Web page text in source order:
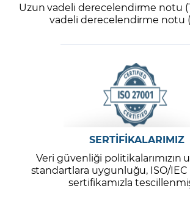
Uzun vadeli derecelendirme notu
vadeli derecelendirme notu
SERTİFİKALARIMIZ
Veri güvenliği politikalarımızın
standartlara uygunluğu, ISO/IEC
sertifikamızla